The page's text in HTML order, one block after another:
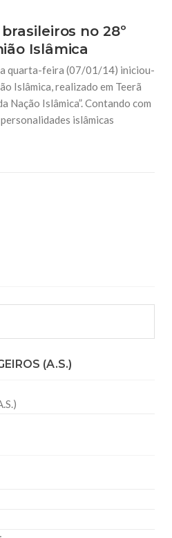
no 28º
Islâmica
quarta-feira (07/01/14) iniciou-
Islâmica, realizado em Teerã
Nação Islâmica”. Contando com
islâmicas
(A.S.)